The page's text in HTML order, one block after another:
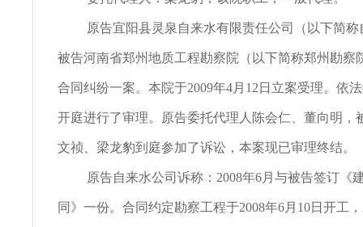
原告宜阳县灵泉自来水有限责任公司（以下简
被告河南省郑州地质工程勘察院（以下简称郑州勘察
合同纠纷一案。本院于2009年4月12日立案受理。依
开庭进行了审理。原告委托代理人陈会仁、董向明，
文祯、梁龙豹到庭参加了诉讼，本案现已审理终结。
原告自来水公司诉称：2008年6月与被告签订《
同》一份。合同约定勘察工程于2008年6月10日开工